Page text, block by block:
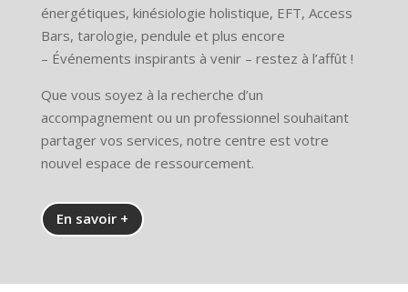
énergétiques, kinésiologie holistique, EFT, Access
Bars, tarologie, pendule et plus encore
– Événements inspirants à venir – restez à l’affût !
Que vous soyez à la recherche d’un
accompagnement ou un professionnel souhaitant
partager vos services, notre centre est votre
nouvel espace de ressourcement.
En savoir +